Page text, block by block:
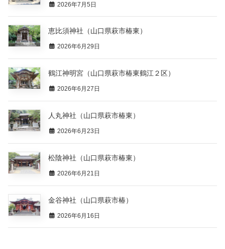
2026年7月5日
恵比須神社（山口県萩市椿東）
2026年6月29日
鶴江神明宮（山口県萩市椿東鶴江２区）
2026年6月27日
人丸神社（山口県萩市椿東）
2026年6月23日
松陰神社（山口県萩市椿東）
2026年6月21日
金谷神社（山口県萩市椿）
2026年6月16日